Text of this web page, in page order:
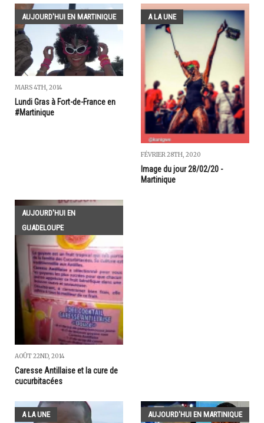
AUJOURD'HUI EN MARTINIQUE
MARS 4TH, 2014
Lundi Gras à Fort-de-France en
#Martinique
A LA UNE
FÉVRIER 28TH, 2020
Image du jour 28/02/20 -
Martinique
AUJOURD'HUI EN
GUADELOUPE
AOÛT 22ND, 2014
Caresse Antillaise et la cure de
cucurbitacées
A LA UNE AUJOURD'HUI EN MARTINIQUE